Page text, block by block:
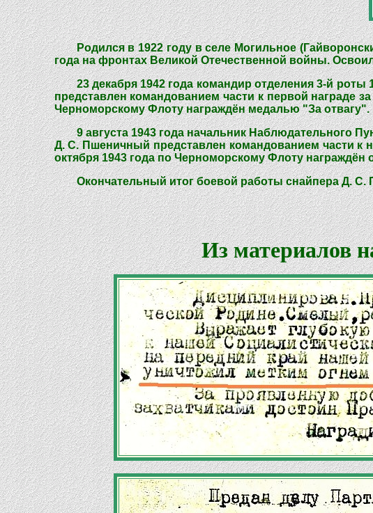
Родился в 1922 году в селе Могильное
года на фронтах Великой Отечественной войны.
23 декабря 1942 года командир отделения 3-й
представлен командованием части к первой награде
Черноморскому Флоту награждён медалью "За отвагу".
9 августа 1943 года начальник Наблюдательного
Д. С. Пшеничный представлен командованием части к
октября 1943 года по Черноморскому Флоту
Окончательный итог боевой работы снайпера Д. С.
Из материалов